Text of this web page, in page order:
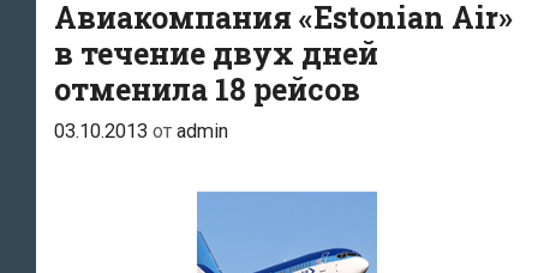
должностных
лиц
Украины
Авиакомпания «Estonian Air»
в течение двух дней
отменила 18 рейсов
03.10.2013 от admin